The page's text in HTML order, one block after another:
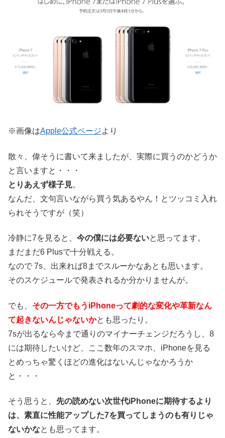
※画像はApple公式ページより
散々、偉そうに書いて来ましたが、実際に買うのかどうか
と言いますと・・・
とりあえず様子見。
なんだ、文句言いながら買う気あるやん！とツッコミ入れ
られそうですが（笑）
冷静に7を見ると、 今の僕には必要ないと思ってます。
まだまだ6 Plusで十分戦える。
なので 7s、出来れば8までスルーかなあとも思います。
そのスケジュールで発表されるか分かりませんが。
でも、 その一方でもうiPhoneって劇的な変化や革新なん
て起きないんじゃないかとも思ったり。
7sが出るなら今まで通りのマイナーチェンジだろうし、8
には期待したいけど、ここ数年のスマホ、iPhoneを見る
とめっちゃ驚くほどの進化はないんじゃなかろうか
と・・・
そう思うと、 先の読めない次世代iPhoneに期待するより
は、素直に性能アップした7を買ってしまうのも有りじゃ
ないかなとも思ってます。